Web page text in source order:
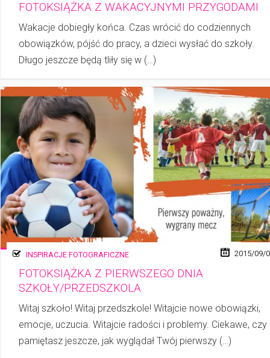
FOTOKSIĄŻKA Z WAKACYJNYMI PRZYGODAMI
Wakacje dobiegły końca. Czas wrócić do codziennych
obowiązków, pójść do pracy, a dzieci wysłać do szkoły.
Długo jeszcze będą tliły się w (…)
INSPIRACJE FOTOGRAFICZNE 2015/09/
FOTOKSIĄŻKA Z PIERWSZEGO DNIA
SZKOŁY/PRZEDSZKOLA
Witaj szkoło! Witaj przedszkole! Witajcie nowe obowiązki,
emocje, uczucia. Witajcie radości i problemy. Ciekawe, czy
pamiętasz jeszcze, jak wyglądał Twój pierwszy (…)